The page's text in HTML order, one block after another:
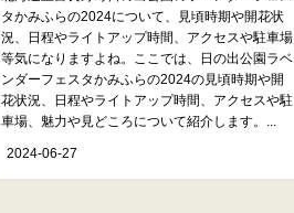
タかみふらの2024について、見頃時期や開花状
況、日程やライトアップ時間、アクセスや駐車場
等気になりますよね。ここでは、日の出公園ラベ
ンダーフェスタかみふらの2024の見頃時期や開
花状況、日程やライトアップ時間、アクセスや駐
車場、魅力や見どころについて紹介します。...
2024-06-27